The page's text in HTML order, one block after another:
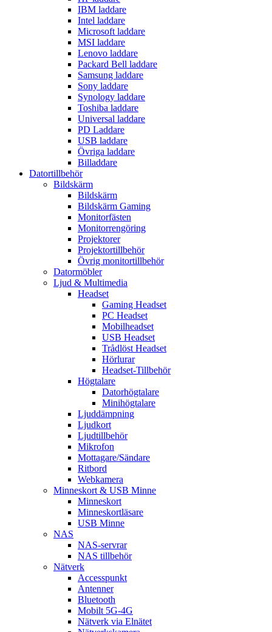
IBM laddare
Intel laddare
Microsoft laddare
MSI laddare
Lenovo laddare
Packard Bell laddare
Samsung laddare
Sony laddare
Synology laddare
Toshiba laddare
Universal laddare
PD Laddare
USB laddare
Övriga laddare
Billaddare
Datortillbehör
Bildskärm
Bildskärm
Bildskärm Gaming
Monitorfästen
Monitorrengöring
Projektorer
Projektortillbehör
Övrig monitortillbehör
Datormöbler
Ljud & Multimedia
Headset
Gaming Headset
PC Headset
Mobilheadset
USB Headset
Trådlöst Headset
Hörlurar
Headset-Tillbehör
Högtalare
Datorhögtalare
Minihögtalare
Ljuddämpning
Ljudkort
Ljudtillbehör
Mikrofon
Mottagare/Sändare
Ritbord
Webkamera
Minneskort & USB Minne
Minneskort
Minneskortläsare
USB Minne
NAS
NAS-servrar
NAS tillbehör
Nätverk
Accesspunkt
Antenner
Bluetooth
Mobilt 5G-4G
Nätverk via Elnätet